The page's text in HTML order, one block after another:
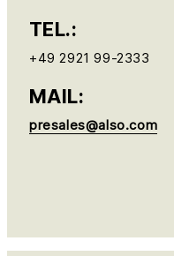
TEL.:
+49 2921 99-2333
MAIL:
presales@also.com